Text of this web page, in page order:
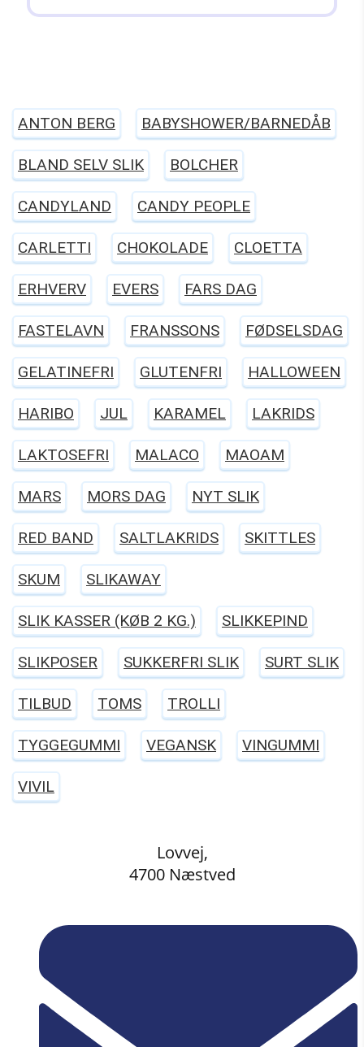
ANTON BERG BABYSHOWER/BARNEDÅB
BLAND SELV SLIK BOLCHER
CANDYLAND CANDY PEOPLE
CARLETTI CHOKOLADE CLOETTA
ERHVERV EVERS FARS DAG
FASTELAVN FRANSSONS FØDSELSDAG
GELATINEFRI GLUTENFRI HALLOWEEN
HARIBO JUL KARAMEL LAKRIDS
LAKTOSEFRI MALACO MAOAM
MARS MORS DAG NYT SLIK
RED BAND SALTLAKRIDS SKITTLES
SKUM SLIKAWAY
SLIK KASSER (KØB 2 KG.) SLIKKEPIND
SLIKPOSER SUKKERFRI SLIK SURT SLIK
TILBUD TOMS TROLLI
TYGGEGUMMI VEGANSK VINGUMMI
VIVIL
Lovvej,
4700 Næstved